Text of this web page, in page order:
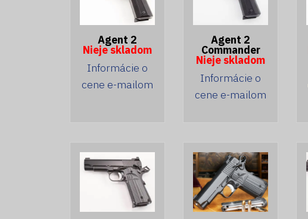
Agent 2
Nieje skladom
Informácie o
cene e-mailom
Agent 2
Commander
Nieje skladom
Informácie o
cene e-mailom